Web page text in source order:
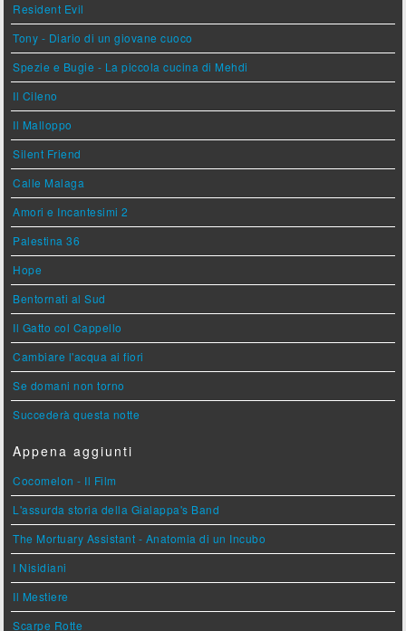
Resident Evil
Tony - Diario di un giovane cuoco
Spezie e Bugie - La piccola cucina di Mehdi
Il Cileno
Il Malloppo
Silent Friend
Calle Malaga
Amori e Incantesimi 2
Palestina 36
Hope
Bentornati al Sud
Il Gatto col Cappello
Cambiare l'acqua ai fiori
Se domani non torno
Succederà questa notte
Appena aggiunti
Cocomelon - Il Film
L'assurda storia della Gialappa's Band
The Mortuary Assistant - Anatomia di un Incubo
I Nisidiani
Il Mestiere
Scarpe Rotte